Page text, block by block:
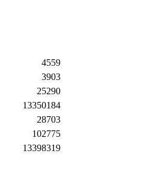
4559
3903
25290
13350184
28703
102775
13398319